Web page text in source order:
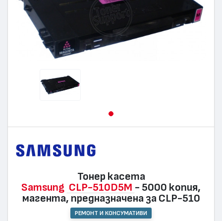
Тонер касета
Samsung CLP-510D5M - 5000 копия,
магента, предназначена за CLP-510
РЕМОНТ И КОНСУМАТИВИ